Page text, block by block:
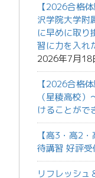
【2026合格
沢学院大学附
に早めに取り
習に力を入れ
2026年7月18
【2026合格
（星稜高校
けることがで
【高3・高2
待講習 好評受
リフレッシュ